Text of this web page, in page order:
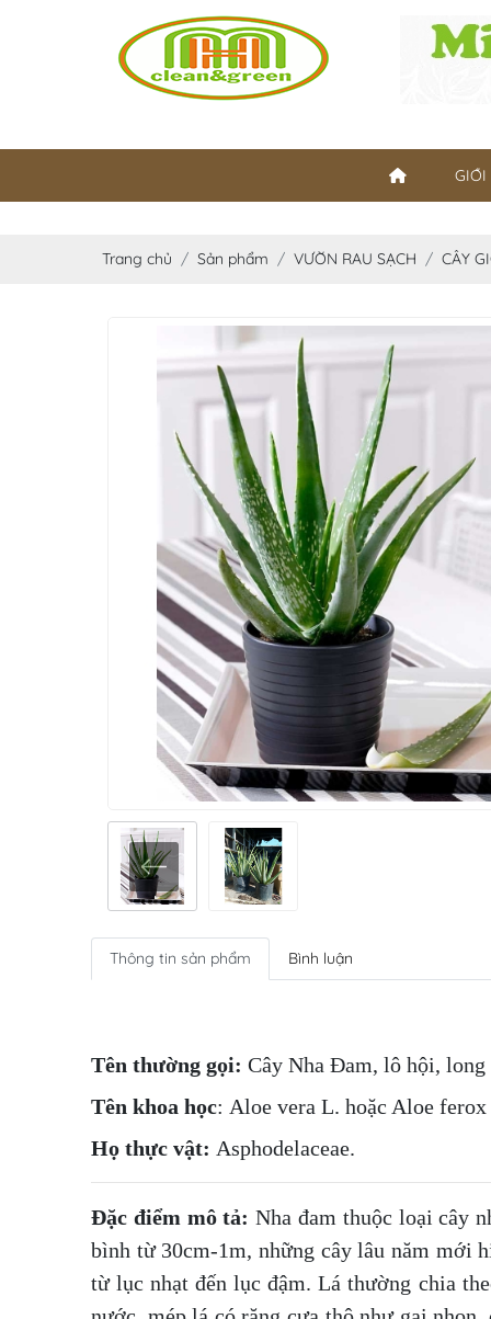
GIỚI
Trang chủ Sản phẩm VƯỜN RAU SẠCH CÂY
Thông tin sản phẩm Bình luận
Tên thường gọi: Cây Nha Đam, lô hội, long
Tên khoa học: Aloe vera L. hoặc Aloe
Họ thực vật: Asphodelaceae.
Đặc điểm mô tả: Nha đam thuộc loại cây
bình từ 30cm-1m, những cây lâu năm mới
từ lục nhạt đến lục đậm. Lá thường chia